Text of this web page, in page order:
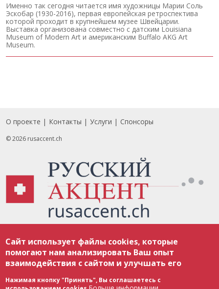
Именно так сегодня читается имя художницы Марии Соль
Эскобар (1930-2016), первая европейская ретроспектива
которой проходит в крупнейшем музее Швейцарии.
Выставка организована совместно с датским Louisiana
Museum of Modern Art и американским Buffalo AKG Art
Museum.
Footer
О проекте Контакты Услуги Спонсоры
© 2026 rusaccent.ch
соответствии с законодательством Швейцарии об авторском праве и
международными соглашениями. Полное или частичное использование
материалов возможно только с разрешения редакции. В случае полного
или частичного воспроизведения материалов сайта rusaccent.ch,
ОБЯЗАТЕЛЬНА АКТИВНАЯ ГИПЕРССЫЛКА на конкретный заимствованный
текст. Фотоизображения, размещенные редакцией rusaccent.ch, являются
ее исключительной собственностью. Полное или частичное
Сайт использует файлы cookies, которые
помогают нам анализировать Ваш опыт
взаимодействия с сайтом и улучшать его
Нажимая кнопку "Принять", Вы соглашаетесь с